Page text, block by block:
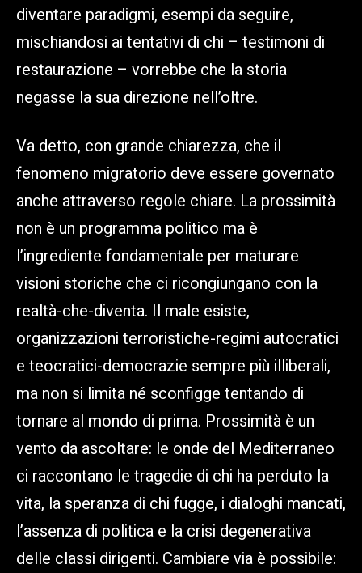
diventare paradigmi, esempi da seguire,
mischiandosi ai tentativi di chi – testimoni di
restaurazione – vorrebbe che la storia
negasse la sua direzione nell’oltre.
Va detto, con grande chiarezza, che il
fenomeno migratorio deve essere governato
anche attraverso regole chiare. La prossimità
non è un programma politico ma è
l’ingrediente fondamentale per maturare
visioni storiche che ci ricongiungano con la
realtà-che-diventa. Il male esiste,
organizzazioni terroristiche-regimi autocratici
e teocratici-democrazie sempre più illiberali,
ma non si limita né sconfigge tentando di
tornare al mondo di prima. Prossimità è un
vento da ascoltare: le onde del Mediterraneo
ci raccontano le tragedie di chi ha perduto la
vita, la speranza di chi fugge, i dialoghi mancati,
l’assenza di politica e la crisi degenerativa
delle classi dirigenti. Cambiare via è possibile: